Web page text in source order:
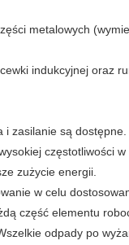
metalowych
indukcyjnej oraz
i zasilanie są dostępne.
częstotliwości
zużycie energii.
w celu
część elementu
odpady po